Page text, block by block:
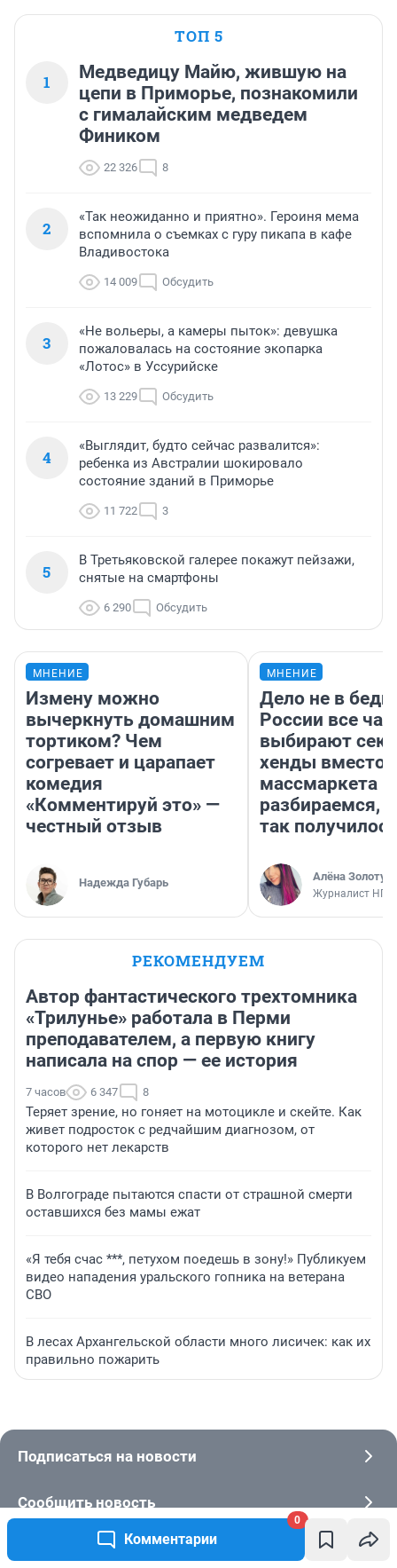
Комментарии
0
ТОП 5
1
Медведицу Майю, жившую на
цепи в Приморье, познакомили
с гималайским медведем
Фиником
22 326 8
2
«Так неожиданно и приятно». Героиня мема
вспомнила о съемках с гуру пикапа в кафе
Владивостока
14 009 Обсудить
3
«Не вольеры, а камеры пыток»: девушка
пожаловалась на состояние экопарка
«Лотос» в Уссурийске
13 229 Обсудить
4
«Выглядит, будто сейчас развалится»:
ребенка из Австралии шокировало
состояние зданий в Приморье
11 722 3
5
В Третьяковской галерее покажут пейзажи,
снятые на смартфоны
6 290 Обсудить
МНЕНИЕ
Измену можно
вычеркнуть домашним
тортиком? Чем
согревает и царапает
комедия
«Комментируй это» —
честный отзыв
Надежда Губарь
МНЕНИЕ
Дело не в
России все
выбирают
хенды вместо
массмаркета —
разбираемся,
так
Алёна
Журналист НГС
РЕКОМЕНДУЕМ
Автор фантастического трехтомника
«Трилунье» работала в Перми
преподавателем, а первую книгу
написала на спор — ее история
7 часов 6 347 8
Теряет зрение, но гоняет на мотоцикле и скейте. Как
живет подросток с редчайшим диагнозом, от
которого нет лекарств
В Волгограде пытаются спасти от страшной смерти
оставшихся без мамы ежат
«Я тебя счас ***, петухом поедешь в зону!» Публикуем
видео нападения уральского гопника на ветерана
СВО
В лесах Архангельской области много лисичек: как их
правильно пожарить
Подписаться на новости
Сообщить новость